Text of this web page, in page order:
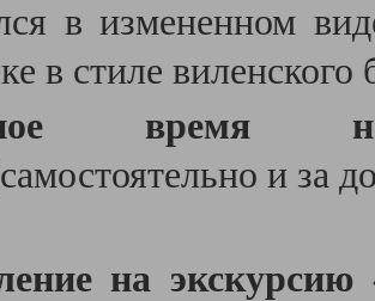
в измененном
в стиле виленского
время
и за
на экскурсию